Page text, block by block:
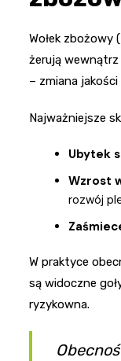
Wołek zbożowy (
żerują wewnątrz
– zmiana
Najważniejsze
Ubytek
Wzrost
rozwój
W praktyce
są widoczne
ryzykowna.